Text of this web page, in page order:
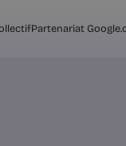
Partenariat